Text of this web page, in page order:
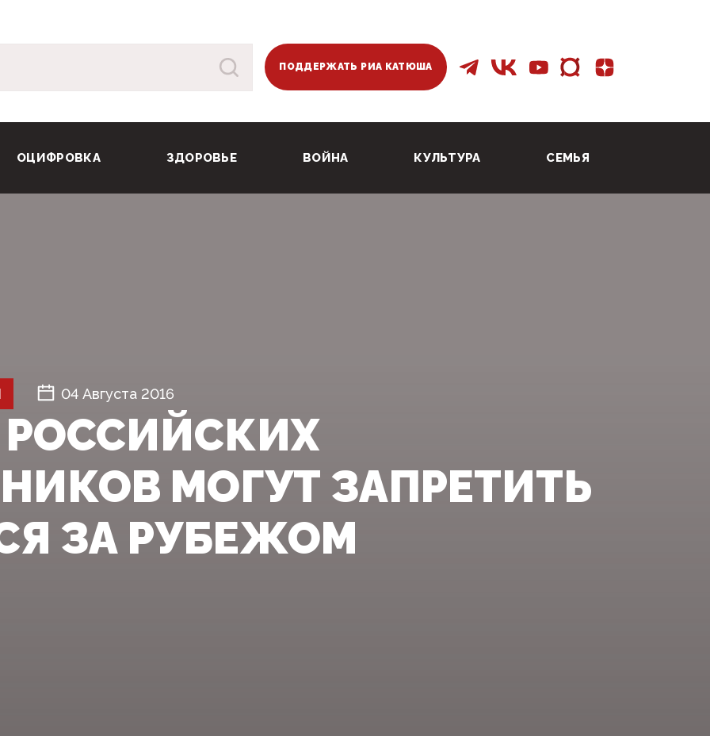
ПОДДЕРЖАТЬ РИА КАТЮША
ОЦИФРОВКА ЗДОРОВЬЕ ВОЙНА КУЛЬТУРА СЕМЬЯ
04 Августа 2016
МОГУТ ЗАПРЕТИТЬ
ЗА РУБЕЖОМ